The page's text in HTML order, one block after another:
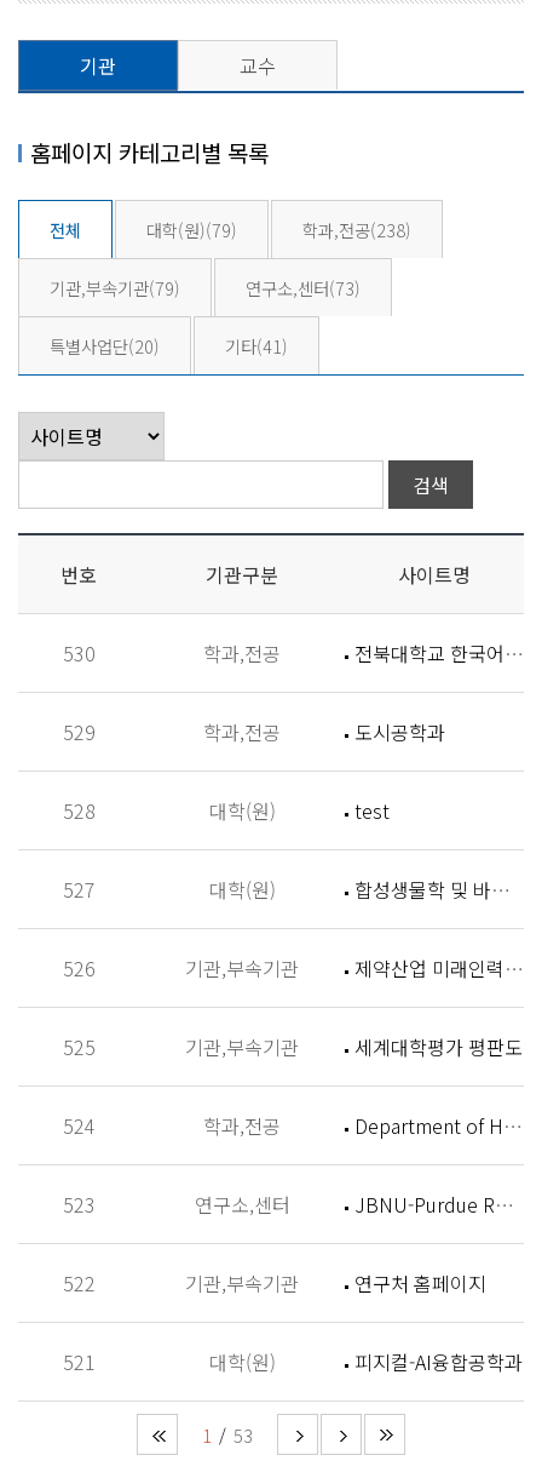
기관 교수
홈페이지 카테고리별 목록
전체 대학(원)(79) 학과,전공(238)
기관,부속기관(79) 연구소,센터(73)
특별사업단(20) 기타(41)
번호 기관구분 사이트명
530 학과,전공 전북대학교 한국어학과
529 학과,전공 도시공학과
528 대학(원) test
527 대학(원) 합성생물학 및 바이오신소재개발 연구실 (Synthetic Biology and Biomaterials Lab,SBBL)
526 기관,부속기관 제약산업 미래인력 양성센터 홈페이지
525 기관,부속기관 세계대학평가 평판도
524 학과,전공 Department of History
523 연구소,센터 JBNU-Purdue Research Institute (JPRI)
522 기관,부속기관 연구처 홈페이지
521 대학(원) 피지컬-AI융합공학과
1 53